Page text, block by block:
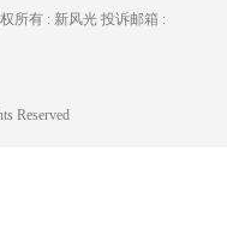
所有 : 新风光 投诉邮箱 :
Reserved